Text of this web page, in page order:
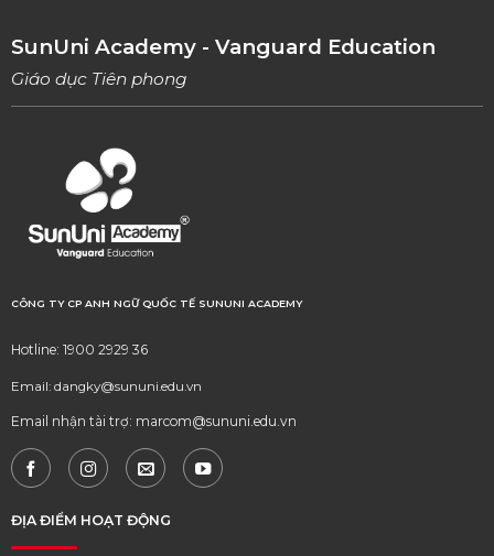
SunUni Academy - Vanguard Education
Giáo dục Tiên phong
CÔNG TY CP ANH NGỮ QUỐC TẾ SUNUNI ACADEMY
Hotline: 1900 2929 36
Email: dangky@sununi.edu.vn
Email nhận tài trợ: marcom@sununi.edu.vn
ĐỊA ĐIỂM HOẠT ĐỘNG